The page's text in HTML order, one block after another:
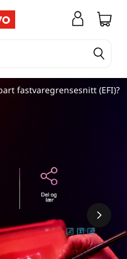
fastvaregrensesnitt (EFI)?